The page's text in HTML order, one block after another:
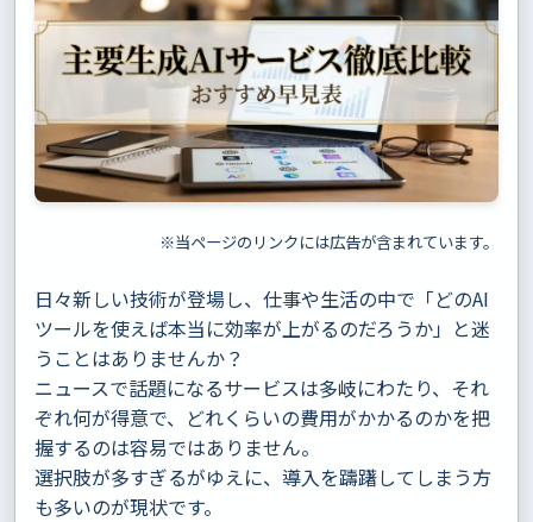
※当ページのリンクには広告が含まれています。
日々新しい技術が登場し、仕事や生活の中で「どのAI
ツールを使えば本当に効率が上がるのだろうか」と迷
うことはありませんか？
ニュースで話題になるサービスは多岐にわたり、それ
ぞれ何が得意で、どれくらいの費用がかかるのかを把
握するのは容易ではありません。
選択肢が多すぎるがゆえに、導入を躊躇してしまう方
も多いのが現状です。